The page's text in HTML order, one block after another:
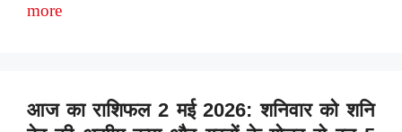
more
आज का राशिफल 2 मई 2026: शनिवार को शनि